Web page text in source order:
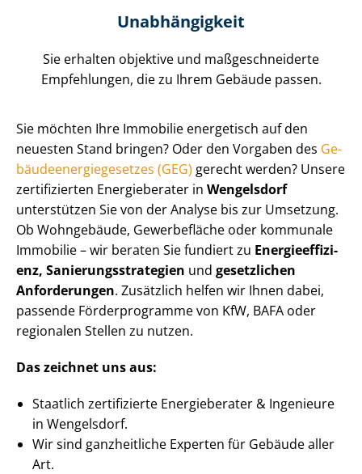
Unabhängigkeit
Sie erhalten objektive und maß­ge­schnei­der­te
Empfehlungen, die zu Ihrem Gebäude passen.
Sie möchten Ihre Immobilie energetisch auf den
neuesten Stand bringen? Oder den Vorgaben des Ge­
bäu­de­en­er­gie­ge­set­zes (GEG) gerecht werden? Unsere
zertifizierten Energieberater in Wengelsdorf
unterstützen Sie von der Analyse bis zur Umsetzung.
Ob Wohngebäude, Gewerbefläche oder kommunale
Immobilie – wir beraten Sie fundiert zu En­er­gie­ef­fi­zi­
enz, Sa­nie­rungs­stra­te­gien und gesetzlichen
Anforderungen. Zusätzlich helfen wir Ihnen dabei,
passende Förderprogramme von KfW, BAFA oder
regionalen Stellen zu nutzen.
Das zeichnet uns aus:
Staatlich zertifizierte Energieberater & Ingenieure
in Wengelsdorf.
Wir sind ganzheitliche Experten für Gebäude aller
Art.